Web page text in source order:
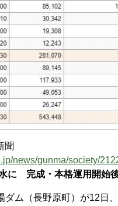
聞
news/gunma/society/
に 完成・本格運用開始
ム（長野原町）が12日